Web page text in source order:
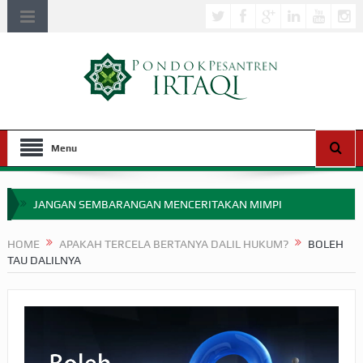
Menu
JANGAN SEMBARANGAN MENCERITAKAN MIMPI
MIMPI YANG DIABAIKAN MENJELANG PERANG BADAR
HAKIKAT NIKMAT DI DUNIA!
HOME APAKAH TERCELA BERTANYA DALIL HUKUM?
BOLEH
TAU DALILNYA